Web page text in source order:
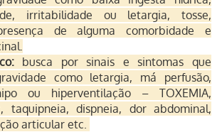
irritabilidade ou letargia, tosse,
de alguma comorbidade e
busca por sinais e sintomas que
como letargia, má perfusão,
ou hiperventilação – TOXEMIA,
taquipneia, dispneia, dor abdominal,
articular etc.